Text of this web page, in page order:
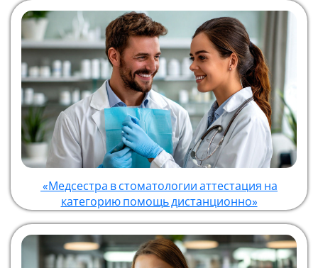
«Медсестра в стоматологии аттестация на
категорию помощь дистанционно»